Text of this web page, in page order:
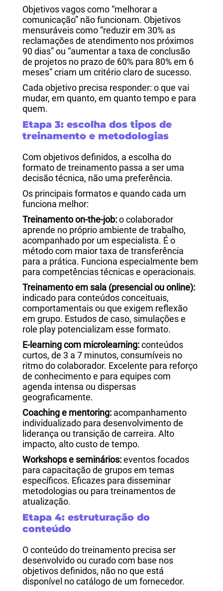
Objetivos vagos como “melhorar a
comunicação” não funcionam. Objetivos
mensuráveis como “reduzir em 30% as
reclamações de atendimento nos próximos
90 dias” ou “aumentar a taxa de conclusão
de projetos no prazo de 60% para 80% em 6
meses” criam um critério claro de sucesso.
Cada objetivo precisa responder: o que vai
mudar, em quanto, em quanto tempo e para
quem.
Etapa 3: escolha dos tipos de
treinamento e metodologias
Com objetivos definidos, a escolha do
formato de treinamento passa a ser uma
decisão técnica, não uma preferência.
Os principais formatos e quando cada um
funciona melhor:
Treinamento on-the-job:o colaborador
aprende no próprio ambiente de trabalho,
acompanhado por um especialista. É o
método com maior taxa de transferência
para a prática. Funciona especialmente bem
para competências técnicas e operacionais.
Treinamento em sala (presencial ou online):
indicado para conteúdos conceituais,
comportamentais ou que exigem reflexão
em grupo. Estudos de caso, simulações e
role play potencializam esse formato.
E-learning com microlearning:conteúdos
curtos, de 3 a 7 minutos, consumíveis no
ritmo do colaborador. Excelente para reforço
de conhecimento e para equipes com
agenda intensa ou dispersas
geograficamente.
Coaching e mentoring:acompanhamento
individualizado para desenvolvimento de
liderança ou transição de carreira. Alto
impacto, alto custo de tempo.
Workshops e seminários:eventos focados
para capacitação de grupos em temas
específicos. Eficazes para disseminar
metodologias ou para treinamentos de
atualização.
Etapa 4: estruturação do
conteúdo
O conteúdo do treinamento precisa ser
desenvolvido ou curado com base nos
objetivos definidos, não no que está
disponível no catálogo de um fornecedor.